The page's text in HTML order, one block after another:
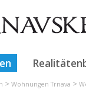
> Wohnungen Trnava >